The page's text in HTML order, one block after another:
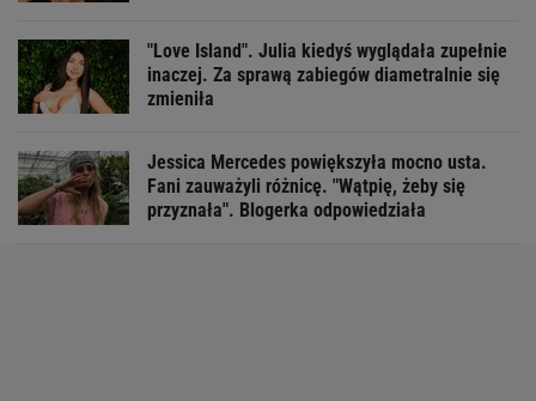
"Love Island". Julia kiedyś wyglądała zupełnie
inaczej. Za sprawą zabiegów diametralnie się
zmieniła
Jessica Mercedes powiększyła mocno usta.
Fani zauważyli różnicę. "Wątpię, żeby się
przyznała". Blogerka odpowiedziała